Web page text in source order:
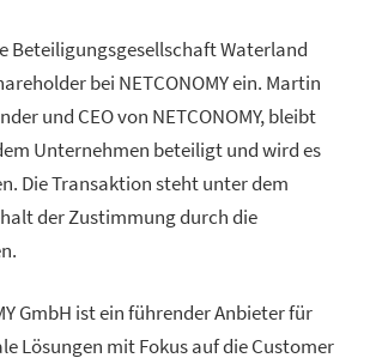
Beteiligungsgesellschaft Waterland
bei NETCONOMY ein. Martin
und CEO von NETCONOMY, bleibt
Unternehmen beteiligt und wird es
Die Transaktion steht unter dem
der Zustimmung durch die
GmbH ist ein führender Anbieter für
Lösungen mit Fokus auf die Customer